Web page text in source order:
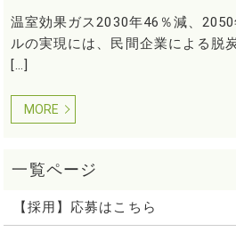
温室効果ガス2030年46％減、
ルの実現には、民間企業による脱
[…]
MORE
【採用】応募はこちら